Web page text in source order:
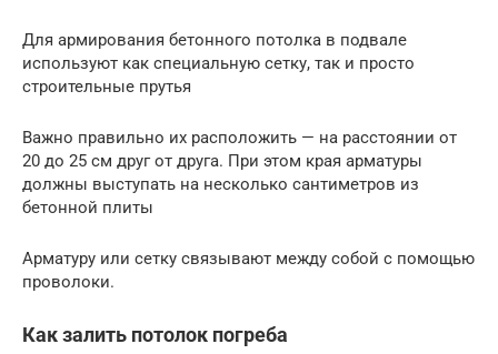
Для армирования бетонного потолка в подвале
используют как специальную сетку, так и просто
строительные прутья
Важно правильно их расположить — на расстоянии от
20 до 25 см друг от друга. При этом края арматуры
должны выступать на несколько сантиметров из
бетонной плиты
Арматуру или сетку связывают между собой с помощью
проволоки.
Как залить потолок погреба